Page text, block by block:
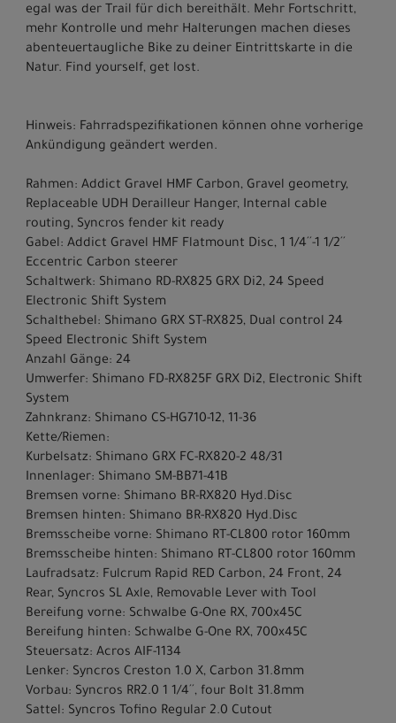
egal was der Trail für dich bereithält. Mehr Fortschritt,
mehr Kontrolle und mehr Halterungen machen dieses
abenteuertaugliche Bike zu deiner Eintrittskarte in die
Natur. Find yourself, get lost.
Hinweis: Fahrradspezifikationen können ohne vorherige
Ankündigung geändert werden.
Rahmen: Addict Gravel HMF Carbon, Gravel geometry,
Replaceable UDH Derailleur Hanger, Internal cable
routing, Syncros fender kit ready
Gabel: Addict Gravel HMF Flatmount Disc, 1 1/4´´-1 1/2´´
Eccentric Carbon steerer
Schaltwerk: Shimano RD-RX825 GRX Di2, 24 Speed
Electronic Shift System
Schalthebel: Shimano GRX ST-RX825, Dual control 24
Speed Electronic Shift System
Anzahl Gänge: 24
Umwerfer: Shimano FD-RX825F GRX Di2, Electronic Shift
System
Zahnkranz: Shimano CS-HG710-12, 11-36
Kette/Riemen:
Kurbelsatz: Shimano GRX FC-RX820-2 48/31
Innenlager: Shimano SM-BB71-41B
Bremsen vorne: Shimano BR-RX820 Hyd.Disc
Bremsen hinten: Shimano BR-RX820 Hyd.Disc
Bremsscheibe vorne: Shimano RT-CL800 rotor 160mm
Bremsscheibe hinten: Shimano RT-CL800 rotor 160mm
Laufradsatz: Fulcrum Rapid RED Carbon, 24 Front, 24
Rear, Syncros SL Axle, Removable Lever with Tool
Bereifung vorne: Schwalbe G-One RX, 700x45C
Bereifung hinten: Schwalbe G-One RX, 700x45C
Steuersatz: Acros AIF-1134
Lenker: Syncros Creston 1.0 X, Carbon 31.8mm
Vorbau: Syncros RR2.0 1 1/4´´, four Bolt 31.8mm
Sattel: Syncros Tofino Regular 2.0 Cutout